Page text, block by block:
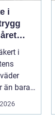
i
i
än bara
en